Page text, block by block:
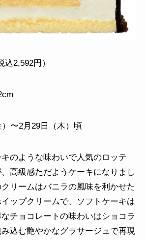
2,592円）
〜2月29日（木）頃
のような味わいで人気のロッテ
、高級感ただようケーキになりまし
リームはバニラの風味を利かせた
ップクリームで、ソフトケーキは
チョコレートの味わいはショコラ
込む艶やかなグラサージュで再現